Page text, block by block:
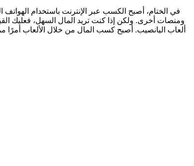
في الختام، أصبح الكسب عبر الإنترنت باستخدام
ألعاب اليانصيب. أصبح كسب المال من خلال الألعاب أمرًا